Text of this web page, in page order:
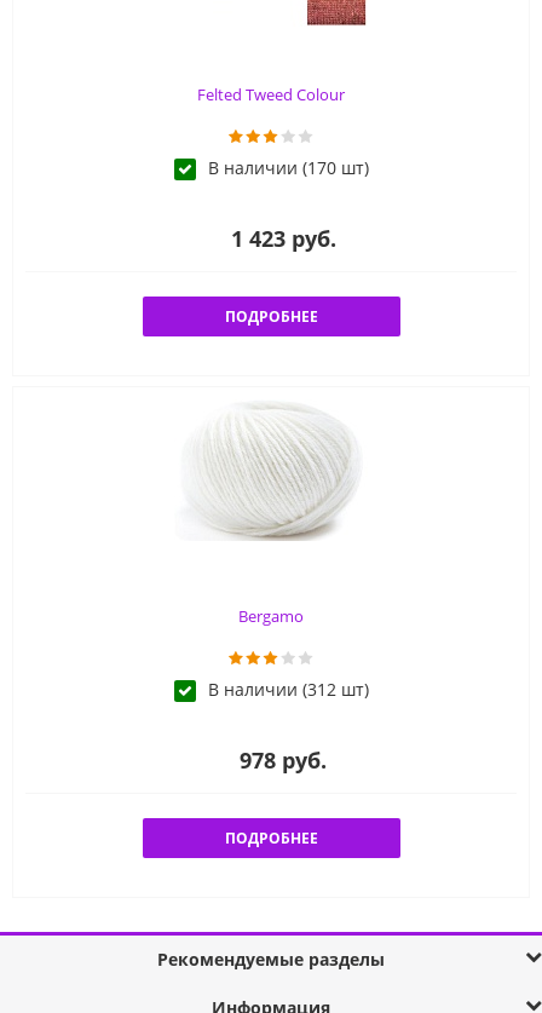
Felted Tweed Colour
В наличии (170 шт)
1 423 руб.
ПОДРОБНЕЕ
Bergamo
В наличии (312 шт)
978 руб.
ПОДРОБНЕЕ
Рекомендуемые разделы
Информация